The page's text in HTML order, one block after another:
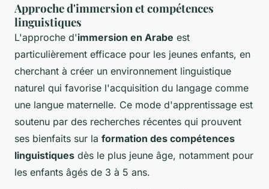
Approche d'immersion et compétences
linguistiques
L'approche d'immersion en Arabe est
particulièrement efficace pour les jeunes enfants, en
cherchant à créer un environnement linguistique
naturel qui favorise l'acquisition du langage comme
une langue maternelle. Ce mode d'apprentissage est
soutenu par des recherches récentes qui prouvent
ses bienfaits sur la formation des compétences
linguistiques dès le plus jeune âge, notamment pour
les enfants âgés de 3 à 5 ans.